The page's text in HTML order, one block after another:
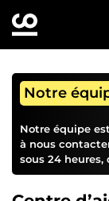
Notre
Notre équipe
à nous
sous 24